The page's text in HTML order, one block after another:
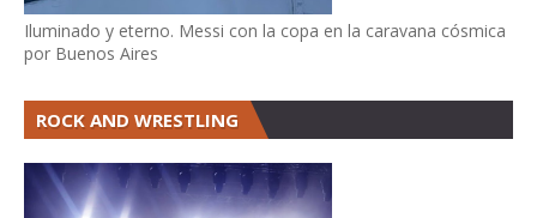
Iluminado y eterno. Messi con la copa en la caravana cósmica
por Buenos Aires
ROCK AND WRESTLING